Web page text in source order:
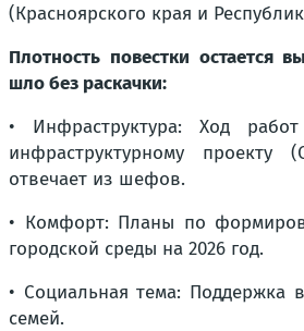
(Красноярского края и
Плотность повестки остается
шло без раскачки:
• Инфраструктура: Ход
инфраструктурному
отвечает из шефов.
• Комфорт: Планы по
городской среды на 2026 год.
• Социальная тема: Поддержка
семей.